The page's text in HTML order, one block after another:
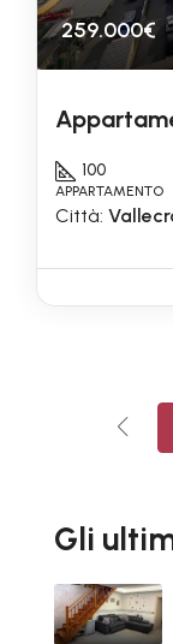
259.000€
100
APPARTAMENTO
Città:
Gli